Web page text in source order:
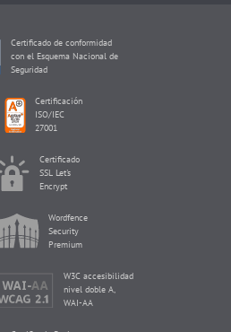
Certificado de conformidad
con el Esquema Nacional de
Seguridad
Certificación
ISO/IEC
27001
Certificado
SSL Let's
Encrypt
Wordfence
Security
Premium
W3C accesibilidad
nivel doble A,
WAI-AA